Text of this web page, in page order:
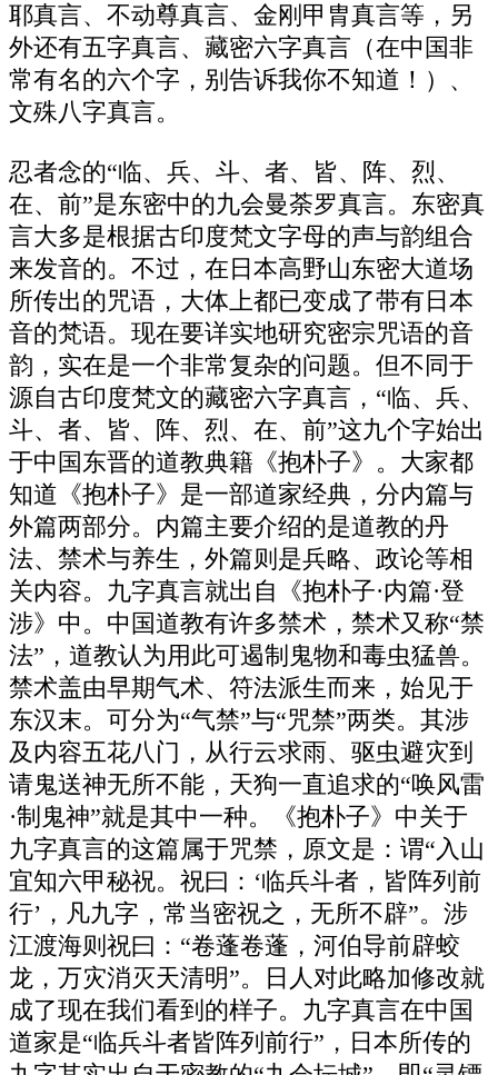
耶真言、不动尊真言、金刚甲胄真言等，另
外还有五字真言、藏密六字真言（在中国非
常有名的六个字，别告诉我你不知道！）、
文殊八字真言。
忍者念的“临、兵、斗、者、皆、阵、烈、
在、前”是东密中的九会曼荼罗真言。东密真
言大多是根据古印度梵文字母的声与韵组合
来发音的。不过，在日本高野山东密大道场
所传出的咒语，大体上都已变成了带有日本
音的梵语。现在要详实地研究密宗咒语的音
韵，实在是一个非常复杂的问题。但不同于
源自古印度梵文的藏密六字真言，“临、兵、
斗、者、皆、阵、烈、在、前”这九个字始出
于中国东晋的道教典籍《抱朴子》。大家都
知道《抱朴子》是一部道家经典，分内篇与
外篇两部分。内篇主要介绍的是道教的丹
法、禁术与养生，外篇则是兵略、政论等相
关内容。九字真言就出自《抱朴子·内篇·登
涉》中。中国道教有许多禁术，禁术又称“禁
法”，道教认为用此可遏制鬼物和毒虫猛兽。
禁术盖由早期气术、符法派生而来，始见于
东汉末。可分为“气禁”与“咒禁”两类。其涉
及内容五花八门，从行云求雨、驱虫避灾到
请鬼送神无所不能，天狗一直追求的“唤风雷
·制鬼神”就是其中一种。《抱朴子》中关于
九字真言的这篇属于咒禁，原文是：谓“入山
宜知六甲秘祝。祝曰：‘临兵斗者，皆阵列前
行’，凡九字，常当密祝之，无所不辟”。涉
江渡海则祝曰：“卷蓬卷蓬，河伯导前辟蛟
龙，万灾消灭天清明”。日人对此略加修改就
成了现在我们看到的样子。九字真言在中国
道家是“临兵斗者皆阵列前行”，日本所传的